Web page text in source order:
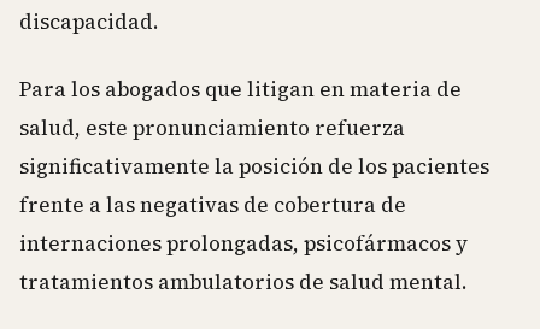
discapacidad.
Para los abogados que litigan en materia de
salud, este pronunciamiento refuerza
significativamente la posición de los pacientes
frente a las negativas de cobertura de
internaciones prolongadas, psicofármacos y
tratamientos ambulatorios de salud mental.